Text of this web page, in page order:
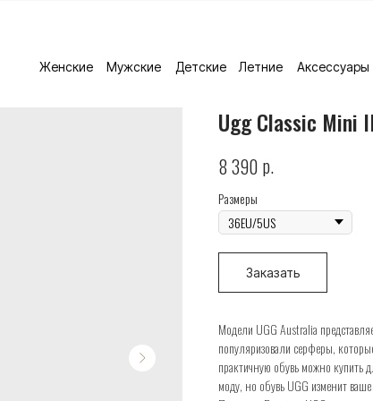
Женские Мужские Детские Летние Аксессуары
Ugg Classic Mini
8 390 р.
Размеры
Заказать
Модели UGG Australia
популяризовали серферы,
практичную обувь можно купить
моду, но обувь UGG изменит